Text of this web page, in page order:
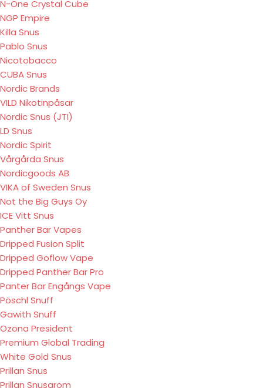
N-One Crystal Cube
NGP Empire
Killa Snus
Pablo Snus
Nicotobacco
CUBA Snus
Nordic Brands
VILD Nikotinpåsar
Nordic Snus (JTI)
LD Snus
Nordic Spirit
Vårgårda Snus
Nordicgoods AB
VIKA of Sweden Snus
Not the Big Guys Oy
ICE Vitt Snus
Panther Bar Vapes
Dripped Fusion Split
Dripped Goflow Vape
Dripped Panther Bar Pro
Panter Bar Engångs Vape
Pöschl Snuff
Gawith Snuff
Ozona President
Premium Global Trading
White Gold Snus
Prillan Snus
Prillan Snusarom